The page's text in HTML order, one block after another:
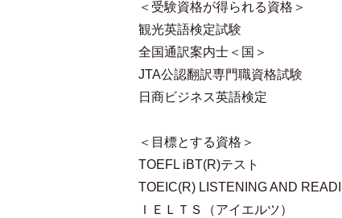
＜受験資格が得られる資格＞
観光英語検定試験
全国通訳案内士＜国＞
JTA公認翻訳専門職資格試験
日商ビジネス英語検定
＜目標とする資格＞
TOEFL iBT(R)テスト
TOEIC(R) LISTENING AND
ＩＥＬＴＳ（アイエルツ）